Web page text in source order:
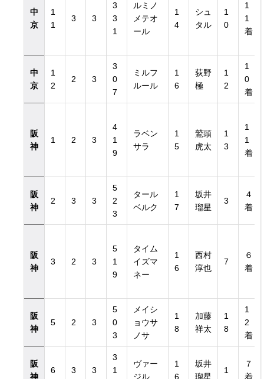
中
京
1
1
3 3
3
3
1
ルミノ
メテオ
ール
1
4
シュ
タル
1
0
1
1
着
中
京
1
2
2 3
3
0
7
ミルフ
ルール
1
6
荻野
極
1
2
1
0
着
阪
神
1 2 3
4
1
9
ラベン
サラ
1
5
鷲頭
虎太
1
3
1
1
着
阪
神
2 3 3
5
2
3
タール
ベルク
1
7
坂井
瑠星
3
４
着
阪
神
3 2 3
5
1
9
タイム
イズマ
ネー
1
6
西村
淳也
7
６
着
阪
神
5 2 3
5
0
3
メイシ
ョウサ
ノサ
1
8
加藤
祥太
1
8
1
2
着
阪
神
6 3 3
3
1
ヴァー
ジル
1
6
坂井
瑠星
1
７
着